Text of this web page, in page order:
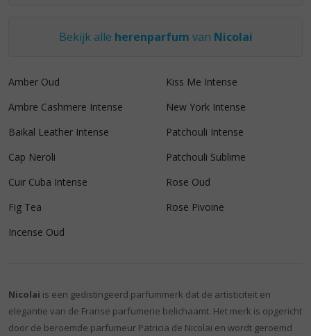
Bekijk alle herenparfum van Nicolai
Amber Oud
Ambre Cashmere Intense
Baikal Leather Intense
Cap Neroli
Cuir Cuba Intense
Fig Tea
Incense Oud
Kiss Me Intense
New York Intense
Patchouli Intense
Patchouli Sublime
Rose Oud
Rose Pivoine
Nicolai is een gedistingeerd parfummerk dat de artisticiteit en
elegantie van de Franse parfumerie belichaamt. Het merk is opgericht
door de beroemde parfumeur Patricia de Nicolai en wordt geroemd